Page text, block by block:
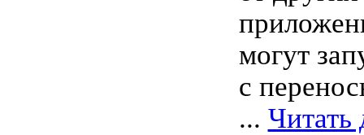
могут
с
... Читать